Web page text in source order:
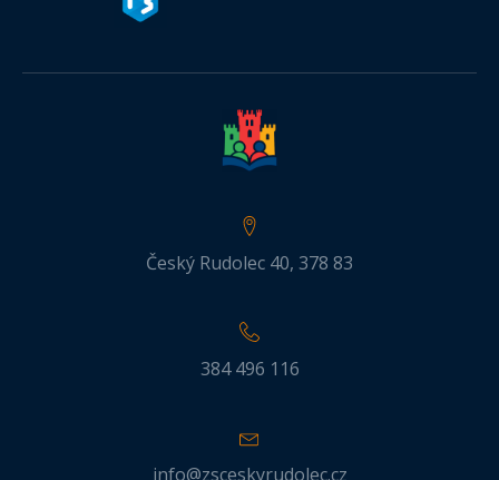
Český Rudolec 40, 378 83
384 496 116
info@zsceskyrudolec.cz